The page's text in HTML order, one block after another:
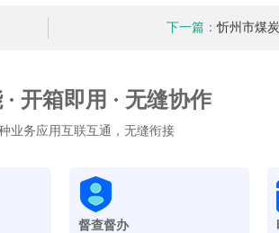
下一篇：忻州市煤
开箱即用 · 无缝协作
业务应用互联互通，无缝衔接
督查督办